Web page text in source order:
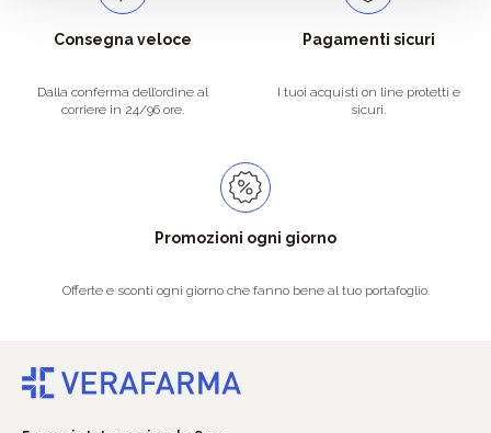
Consegna veloce
Dalla conferma dell’ordine al
corriere in 24/96 ore.
Pagamenti sicuri
I tuoi acquisti on line protetti e
sicuri.
Promozioni ogni giorno
Offerte e sconti ogni giorno che fanno bene al tuo portafoglio.